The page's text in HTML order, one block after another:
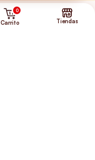
0
Carrito Tiendas